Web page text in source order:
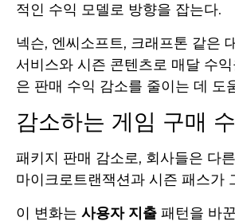
적인 수익 모델로 방향을 잡는다.
넥슨, 엔씨소프트, 크래프톤 같은
서비스와 시즌 콘텐츠로 매달 수
은 판매 수익 감소를 줄이는 데 도
감소하는 게임 구매
패키지 판매 감소로, 회사들은 다
마이크로트랜잭션과 시즌 패스가
이 변화는 사용자 지출 패턴을 바